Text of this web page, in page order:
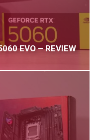
EVO – REVIEW